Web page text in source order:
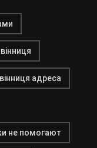
адреса
не помогают